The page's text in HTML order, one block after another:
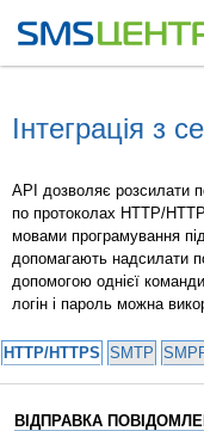
Інтеграція з
API дозволяє розсилати
по протоколах HTTP/
мовами програмування
допомагають надсилати
допомогою однієї
логін і пароль можна
HTTP/HTTPS SMTP
ВІДПРАВКА